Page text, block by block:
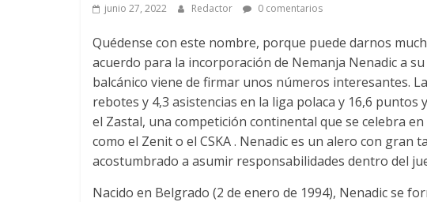
junio 27, 2022 Redactor 0 comentarios
Quédense con este nombre, porque puede darnos
acuerdo para la incorporación de Nemanja Nenadic a
balcánico viene de firmar unos números interesantes.
rebotes y 4,3 asistencias en la liga polaca y 16,6 puntos
el Zastal, una competición continental que se celebra
como el Zenit o el CSKA . Nenadic es un alero con
acostumbrado a asumir responsabilidades dentro del
Nacido en Belgrado (2 de enero de 1994), Nenadic se